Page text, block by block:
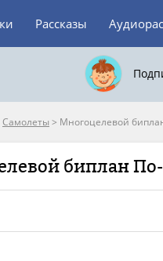
Рассказы
Самолеты > Многоцелевой
биплан